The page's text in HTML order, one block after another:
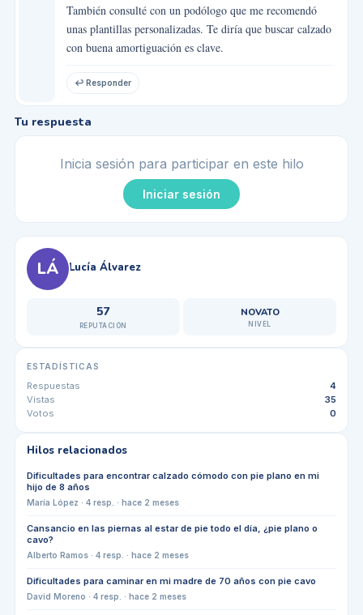
También consulté con un podólogo que me recomendó
unas plantillas personalizadas. Te diría que buscar calzado
con buena amortiguación es clave.
↩ Responder
Tu respuesta
Inicia sesión para participar en este hilo
Iniciar sesión
LÁ Lucía Álvarez
57
REPUTACIÓN
NOVATO
NIVEL
ESTADÍSTICAS
Respuestas
4
Vistas
35
Votos
0
Hilos relacionados
Dificultades para encontrar calzado cómodo con pie plano en mi
hijo de 8 años
María López · 4resp. · hace 2 meses
Cansancio en las piernas al estar de pie todo el día, ¿pie plano o
cavo?
Alberto Ramos· 4resp. · hace 2 meses
Dificultades para caminar en mi madre de 70 años con pie cavo
David Moreno · 4resp. · hace 2 meses